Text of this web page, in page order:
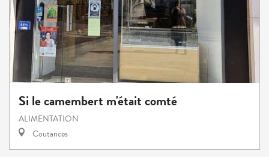
Si le camembert m'était comté
ALIMENTATION
Coutances